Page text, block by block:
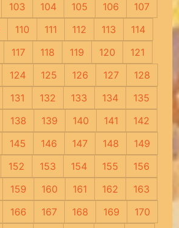
103 104 105 106
107
110 111 112 113
114
117 118 119 120
121
124 125 126 127
128
131 132 133 134
135
138 139 140 141
142
145 146 147 148
149
152 153 154 155
156
159 160 161 162
163
166 167 168 169
170